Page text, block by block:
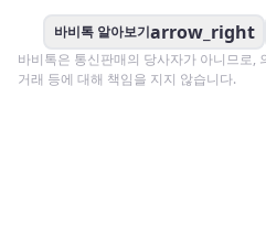
바비톡 알아보기arrow_right
바비톡은 통신판매의 당사자가 아니므로,
거래 등에 대해 책임을 지지 않습니다.